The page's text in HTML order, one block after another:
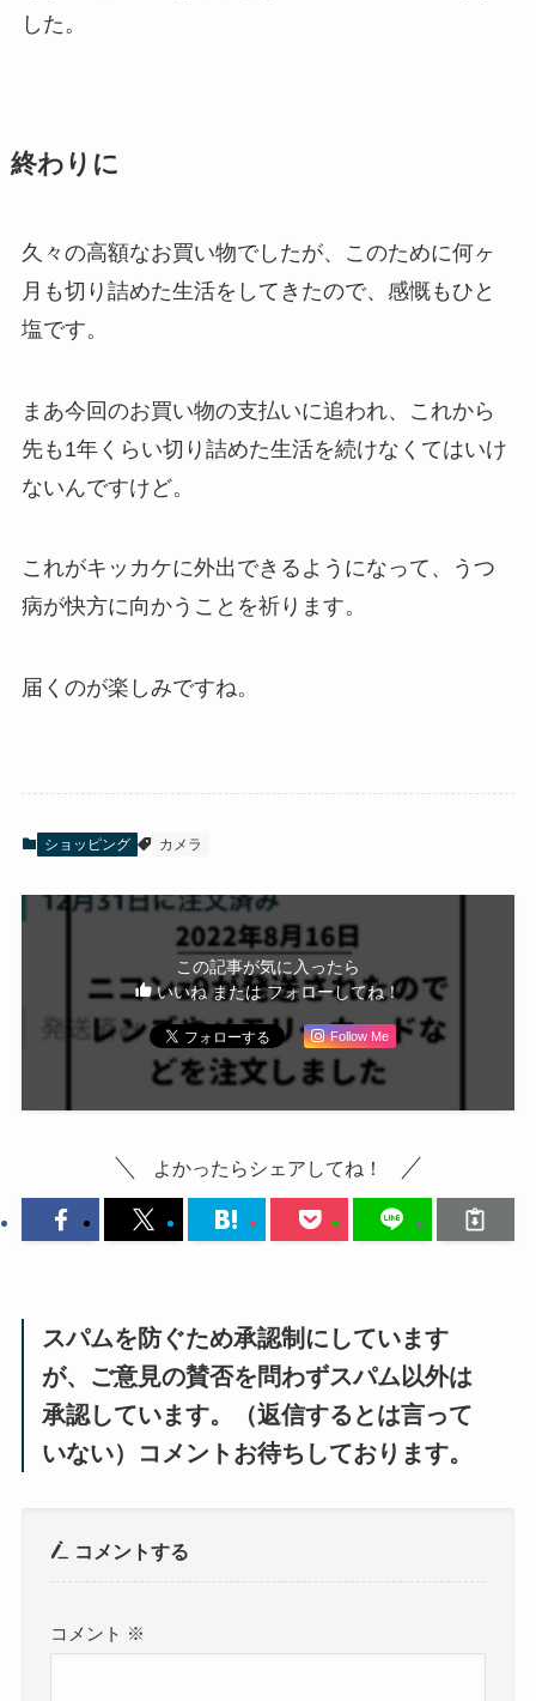
した。
終わりに
久々の高額なお買い物でしたが、このために何ヶ
月も切り詰めた生活をしてきたので、感慨もひと
塩です。
まあ今回のお買い物の支払いに追われ、これから
先も1年くらい切り詰めた生活を続けなくてはいけ
ないんですけど。
これがキッカケに外出できるようになって、うつ
病が快方に向かうことを祈ります。
届くのが楽しみですね。
ショッピング カメラ
この記事が気に入ったら
いいね または フォローしてね！
Follow Me
よかったらシェアしてね！
スパムを防ぐため承認制にしています
が、ご意見の賛否を問わずスパム以外は
承認しています。（返信するとは言って
いない）コメントお待ちしております。
コメントする
コメント ※